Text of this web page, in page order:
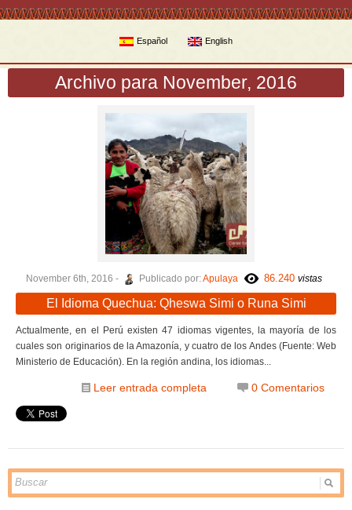
Español English
Archivo para November, 2016
November 6th, 2016 - Publicado por:Apulaya 86.240 vistas
El Idioma Quechua: Qheswa Simi o Runa Simi
Actualmente, en el Perú existen 47 idiomas vigentes, la mayoría de los
cuales son originarios de la Amazonía, y cuatro de los Andes (Fuente: Web
Ministerio de Educación). En la región andina, los idiomas...
Leer entrada completa 0 Comentarios